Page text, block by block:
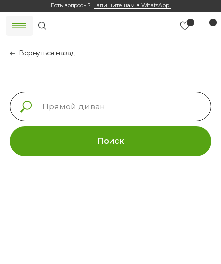
Есть вопросы? Напишите нам в WhatsApp
Вернуться назад
Поиск